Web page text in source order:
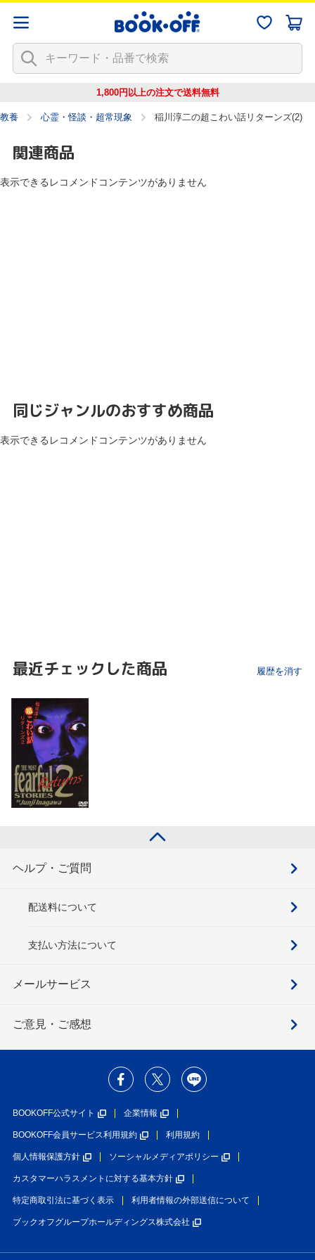
1,800円以上の注文で送料無料
養 心霊・怪談・超常現象 稲川淳二の超こわい話リターンズ(2)
関連商品
表示できるレコメンドコンテンツがありません
同じジャンルのおすすめ商品
表示できるレコメンドコンテンツがありません
最近チェックした商品 履歴を消す
ヘルプ・ご質問
配送料について
支払い方法について
メールサービス
ご意見・ご感想
BOOKOFF公式サイト 企業情報
BOOKOFF会員サービス利用規約 利用規約
個人情報保護方針 ソーシャルメディアポリシー
カスタマーハラスメントに対する基本方針
特定商取引法に基づく表示 利用者情報の外部送信について
ブックオフグループホールディングス株式会社